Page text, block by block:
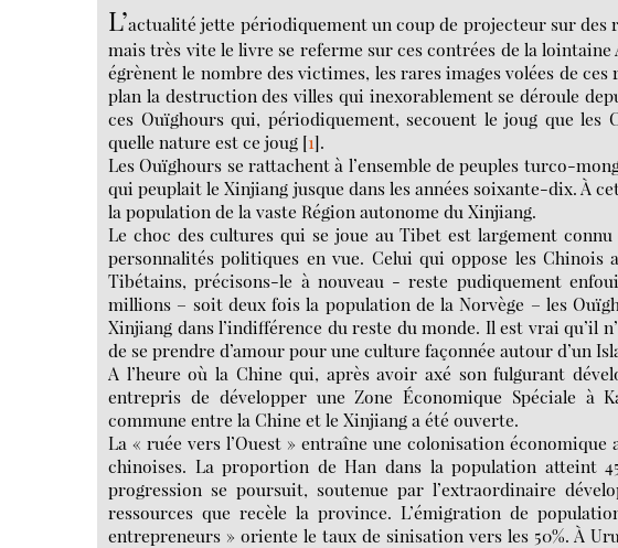
L’actualité jette périodiquement un coup de projecteur sur des
mais très vite le livre se referme sur ces contrées de la lointaine
égrènent le nombre des victimes, les rares images volées de
plan la destruction des villes qui inexorablement se déroule
ces Ouïghours qui, périodiquement, secouent le joug que
quelle nature est ce joug [1].
Les Ouïghours se rattachent à l’ensemble de peuples turco-
qui peuplait le Xinjiang jusque dans les années soixante-dix. À
la population de la vaste Région autonome du Xinjiang.
Le choc des cultures qui se joue au Tibet est largement
personnalités politiques en vue. Celui qui oppose les
Tibétains, précisons-le à nouveau - reste pudiquement
millions – soit deux fois la population de la Norvège – les
Xinjiang dans l’indifférence du reste du monde. Il est vrai qu’il
de se prendre d’amour pour une culture façonnée autour d’un
A l’heure où la Chine qui, après avoir axé son fulgurant
entrepris de développer une Zone Économique Spéciale à
commune entre la Chine et le Xinjiang a été ouverte.
La « ruée vers l’Ouest » entraîne une colonisation
chinoises. La proportion de Han dans la population atteint
progression se poursuit, soutenue par l’extraordinaire
ressources que recèle la province. L’émigration de
entrepreneurs » oriente le taux de sinisation vers les 50%. À